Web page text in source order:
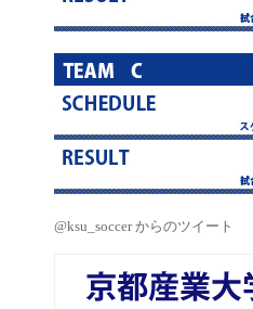
@ksu_soccer からのツイート